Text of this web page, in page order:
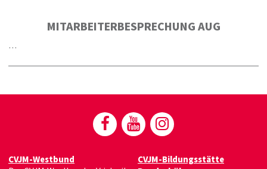
MITARBEITERBESPRECHUNG AUG
…
CVJM-Westbund
CVJM-Bildungsstätte